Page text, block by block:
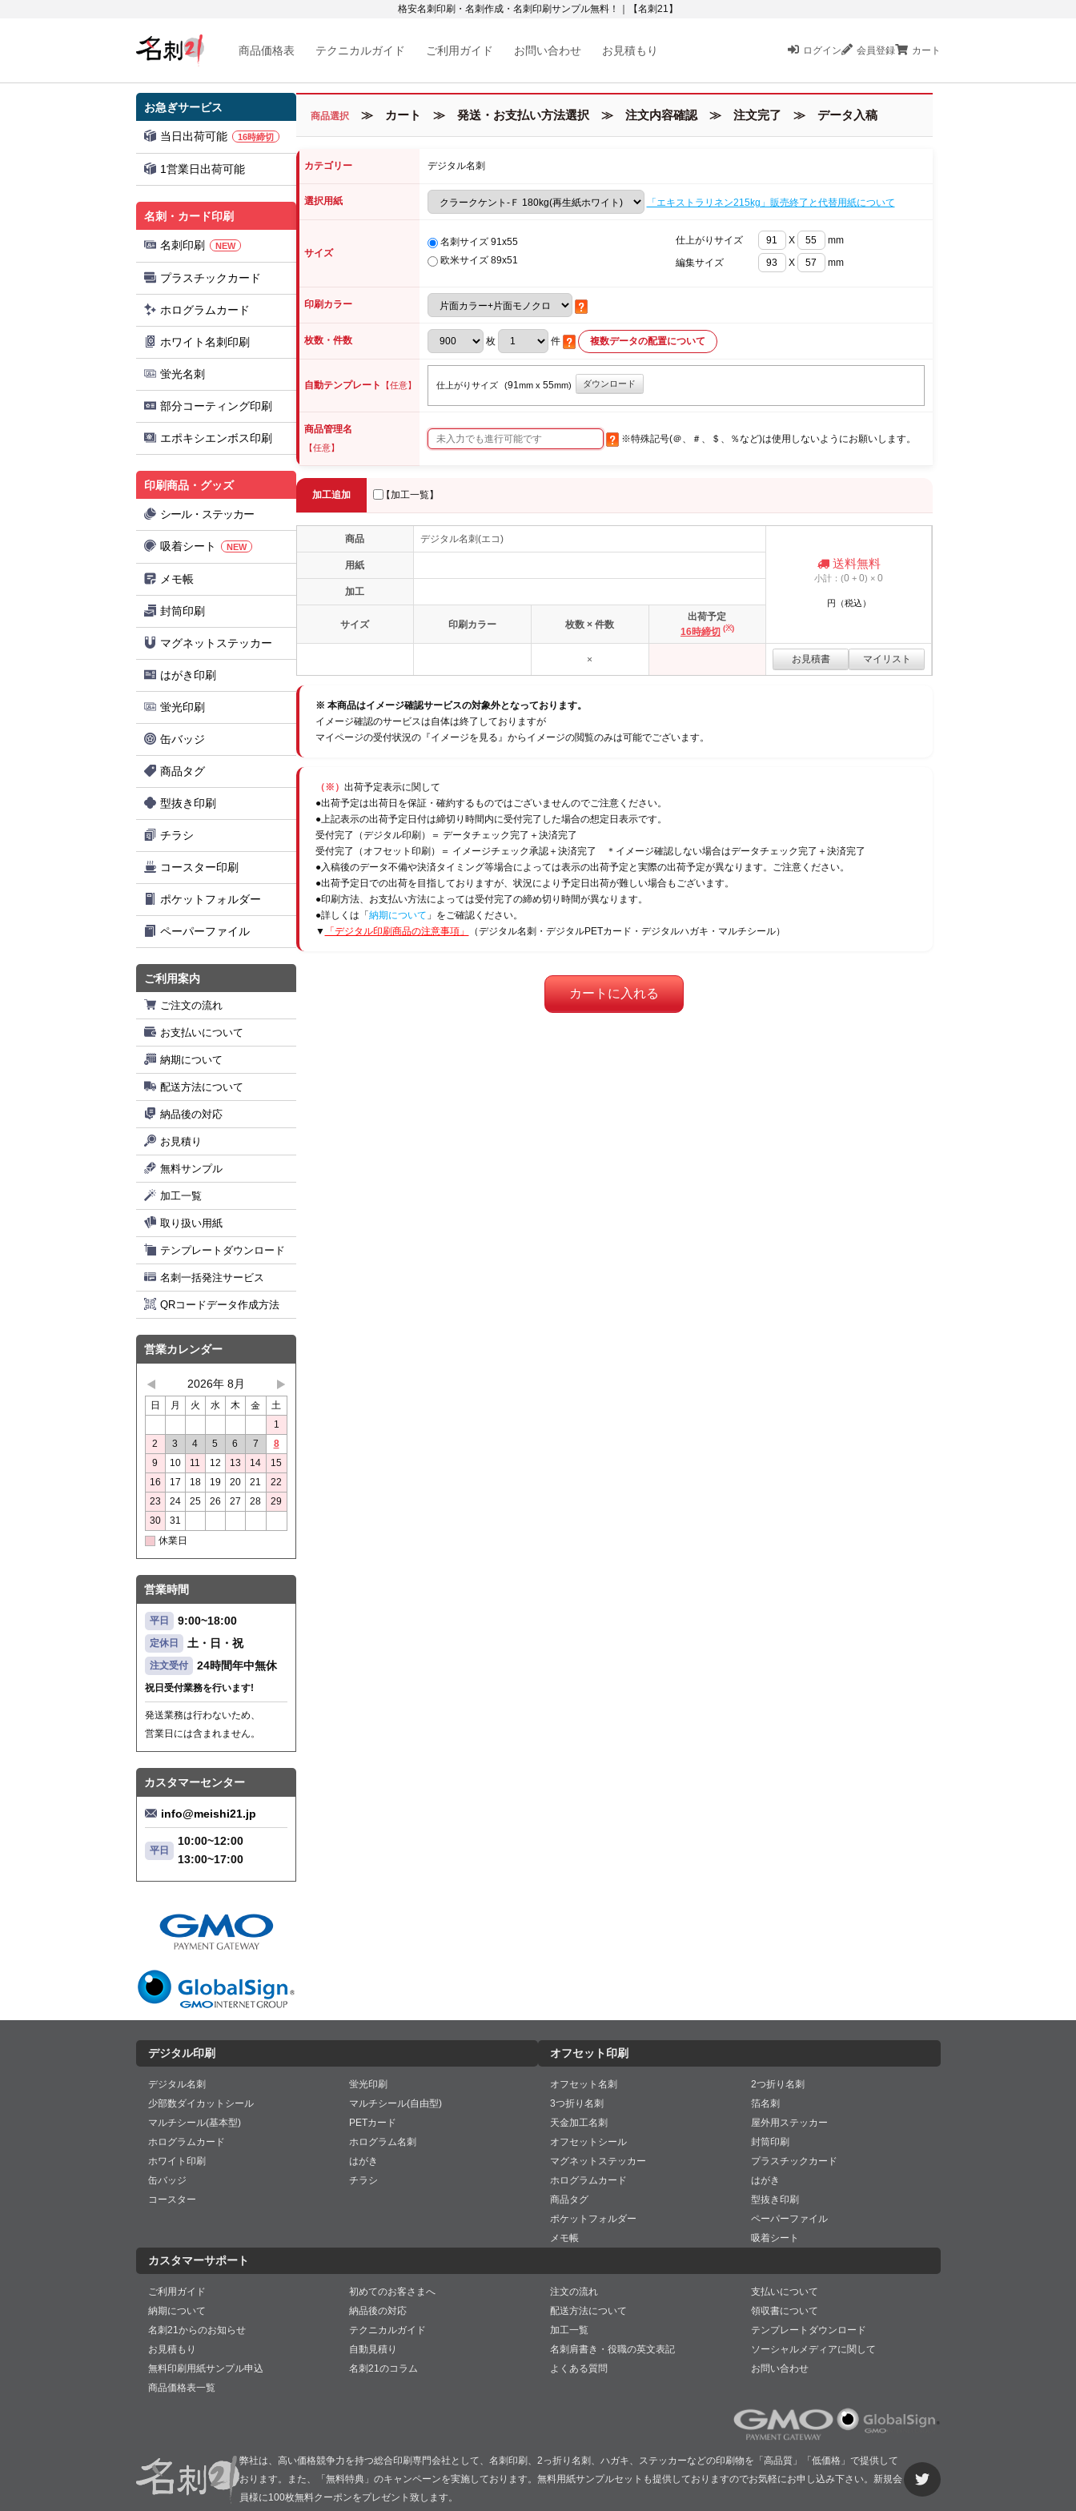
格安名刺印刷・名刺作成・名刺印刷サンプル無料！｜【名刺21】
商品価格表 テクニカルガイド ご利用ガイド お問い合わせ お見積もり ログイン 会員登録 カート
お急ぎサービス
当日出荷可能 16時締切
1営業日出荷可能
名刺・カード印刷
名刺印刷 NEW
プラスチックカード
ホログラムカード
ホワイト名刺印刷
蛍光名刺
部分コーティング印刷
エポキシエンボス印刷
印刷商品・グッズ
シール・ステッカー
吸着シート NEW
メモ帳
封筒印刷
マグネットステッカー
はがき印刷
蛍光印刷
缶バッジ
商品タグ
型抜き印刷
チラシ
コースター印刷
ポケットフォルダー
ペーパーファイル
ご利用案内
ご注文の流れ
お支払いについて
納期について
配送方法について
納品後の対応
お見積り
無料サンプル
加工一覧
取り扱い用紙
テンプレートダウンロード
名刺一括発注サービス
QRコードデータ作成方法
営業カレンダー
2026年 8月
日 月 火 水 木 金
土
1
2
3 4 5 6 7
8
9
10 11 12 13 14
15
16
17 18 19 20 21
22
23
24 25 26 27 28
29
30
31
休業日
営業時間
平日 9:00~18:00
定休日 土・日・祝
注文受付 24時間年中無休
祝日受付業務を行います!
発送業務は行わないため、
営業日には含まれません。
カスタマーセンター
info@meishi21.jp
平日
10:00~12:00
13:00~17:00
商品選択≫ カート ≫ 発送・お支払い方法選択 ≫ 注文内容確認 ≫ 注文完了 ≫ データ入稿
カテゴリー デジタル名刺
選択用紙 「エキストラリネン215kg」販売終了と代替用紙について
サイズ
名刺サイズ 91x55
欧米サイズ 89x51
仕上がりサイズ X
mm
編集サイズ
X mm
印刷カラー
枚数・件数 枚 件 複数データの配置について
自動テンプレート 【任意】 仕上がりサイズ (91mm x 55mm) ダウンロード
商品管理名
【任意】
※特殊記号(＠、＃、＄、％など)は使用しないようにお願いします。
加工追加 【加工一覧】
商品 デジタル名刺(エコ)
用紙
加工
サイズ 印刷カラー 枚数 × 件数
出荷予定
16時締切 (※)
×
送料無料
小計：(0 +0) ×0
円（税込）
※ 本商品はイメージ確認サービスの対象外となっております。
イメージ確認のサービスは自体は終了しておりますが
マイページの受付状況の『イメージを見る』からイメージの閲覧のみは可能でございます。
（※） 出荷予定表示に関して
●出荷予定は出荷日を保証・確約するものではございませんのでご注意ください。
●上記表示の出荷予定日付は締切り時間内に受付完了した場合の想定日表示です。
受付完了（デジタル印刷）＝ データチェック完了＋決済完了
受付完了（オフセット印刷）＝ イメージチェック承認＋決済完了 ＊イメージ確認しない場合はデータチェック完了＋決済完了
●入稿後のデータ不備や決済タイミング等場合によっては表示の出荷予定と実際の出荷予定が異なります。ご注意ください。
●出荷予定日での出荷を目指しておりますが、状況により予定日出荷が難しい場合もございます。
●印刷方法、お支払い方法によっては受付完了の締め切り時間が異なります。
●詳しくは「 納期について 」をご確認ください。
▼
「デジタル印刷商品の注意事項」 （デジタル名刺・デジタルPETカード・デジタルハガキ・マルチシール）
デジタル印刷
デジタル名刺
蛍光印刷
少部数ダイカットシール
マルチシール(自由型)
マルチシール(基本型)
PETカード
ホログラムカード
ホログラム名刺
ホワイト印刷
はがき
缶バッジ
チラシ
コースター
オフセット印刷
オフセット名刺
2つ折り名刺
3つ折り名刺
箔名刺
天金加工名刺
屋外用ステッカー
オフセットシール
封筒印刷
マグネットステッカー
プラスチックカード
ホログラムカード
はがき
商品タグ
型抜き印刷
ポケットフォルダー
ペーパーファイル
メモ帳
吸着シート
カスタマーサポート
ご利用ガイド 初めてのお客さまへ 注文の流れ
支払いについて
納期について
納品後の対応 配送方法について
領収書について
名刺21からのお知らせ
テクニカルガイド 加工一覧
テンプレートダウンロード
お見積もり
自動見積り 名刺肩書き・役職の英文表記
ソーシャルメディアに関して
無料印刷用紙サンプル申込
名刺21のコラム よくある質問
お問い合わせ
商品価格表一覧
弊社は、高い価格競争力を持つ総合印刷専門会社として、名刺印刷、2っ折り名刺、ハガキ、ステッカーなどの印刷物を「高品質」「低価格」で提供して
おります。また、「無料特典」のキャンペーンを実施しております。無料用紙サンプルセットも提供しておりますのでお気軽にお申し込み下さい。新規会
員様に100枚無料クーポンをプレゼント致します。